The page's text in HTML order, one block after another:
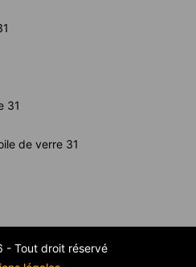
31
de verre 31
- Tout droit réservé